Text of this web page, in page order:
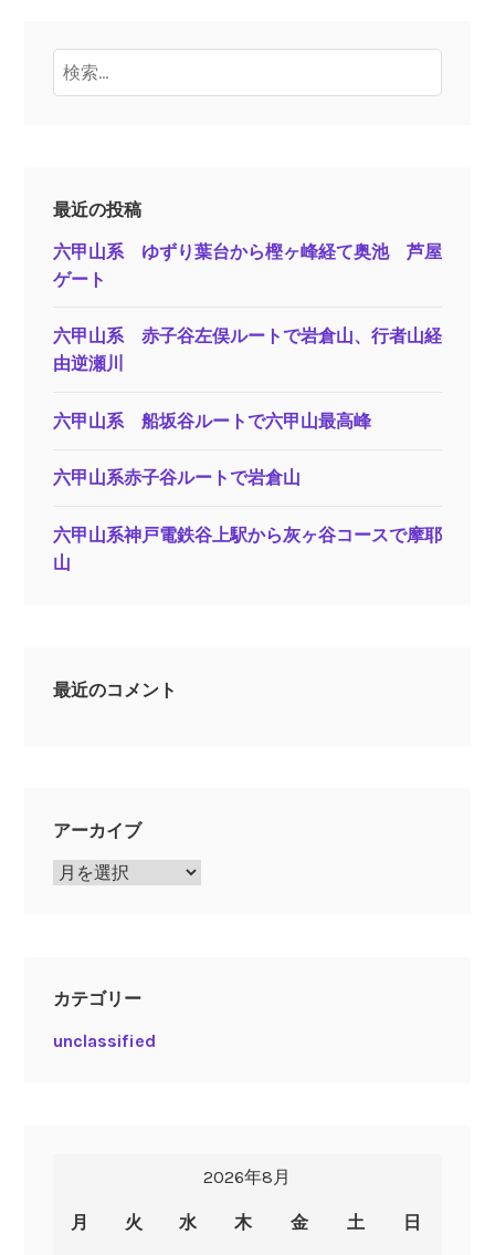
検
索:
最近の投稿
六甲山系 ゆずり葉台から樫ヶ峰経て奥池 芦屋
ゲート
六甲山系 赤子谷左俣ルートで岩倉山、行者山経
由逆瀬川
六甲山系 船坂谷ルートで六甲山最高峰
六甲山系赤子谷ルートで岩倉山
六甲山系神戸電鉄谷上駅から灰ヶ谷コースで摩耶
山
最近のコメント
アーカイブ
ア
カテゴリー
unclassified
2026年8月
月 火 水 木 金 土 日